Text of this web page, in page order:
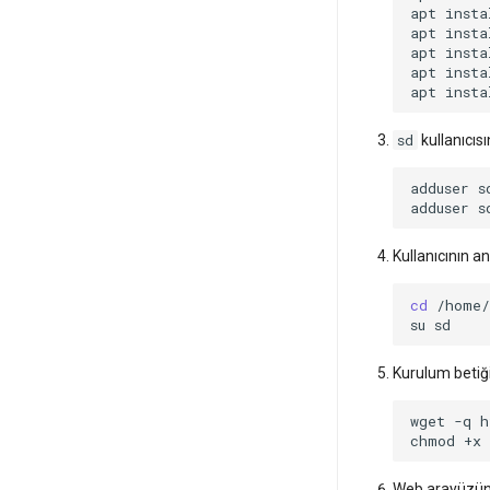
apt
apt
apt
apt
apt
sd
adduser
adduser
Kullanıcının
cd
su
Kurulum
wget -q
chmod +x